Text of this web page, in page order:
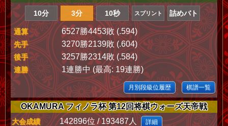
10分 3分 10秒 スプリント 詰めバト
通算 6527勝4453敗 (.594)
先手 3270勝2139敗 (.604)
後手 3257勝2314敗 (.584)
連勝 1連勝中 (最高: 19連勝)
月別段級位履歴 棋譜一覧
OKAMURA フィノラ杯 第12回将棋ウォーズ天帝戦
大会成績 142896位 / 193487人 詳細